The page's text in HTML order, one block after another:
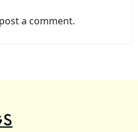
a comment.